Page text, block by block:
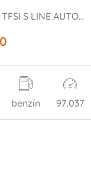
NAP! 1.0 TFSI S LINE AUTOMAAT SPORTBACK
benzín 97.037